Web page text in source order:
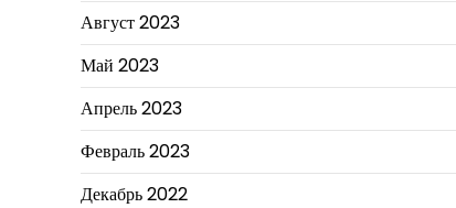
Август 2023
Май 2023
Апрель 2023
Февраль 2023
Декабрь 2022